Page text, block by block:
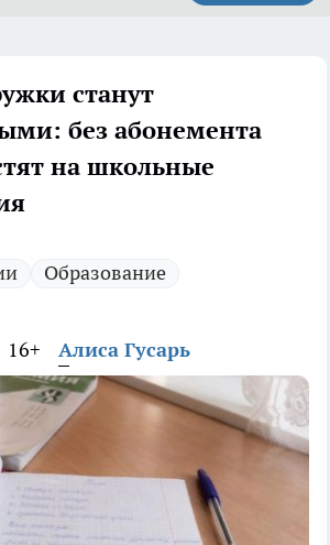
станут
без абонемента
на школьные
Образование
16+ Алиса Гусарь